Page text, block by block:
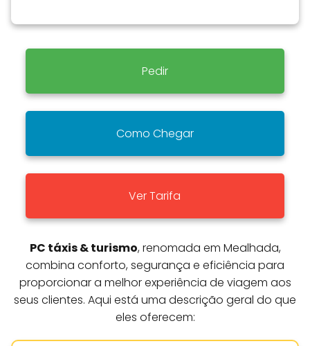
Pedir
Como Chegar
Ver Tarifa
PC táxis & turismo, renomada em Mealhada,
combina conforto, segurança e eficiência para
proporcionar a melhor experiência de viagem aos
seus clientes. Aqui está uma descrição geral do que
eles oferecem: